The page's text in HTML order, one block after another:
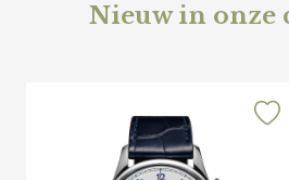
Nieuw in onze